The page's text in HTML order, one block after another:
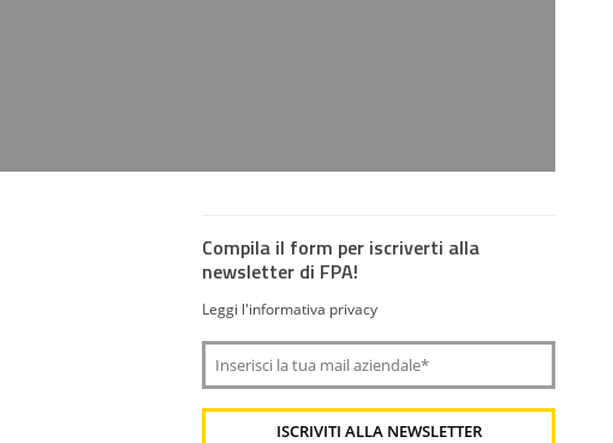
Compila il form per iscriverti alla
newsletter di FPA!
Leggi l'informativa privacy